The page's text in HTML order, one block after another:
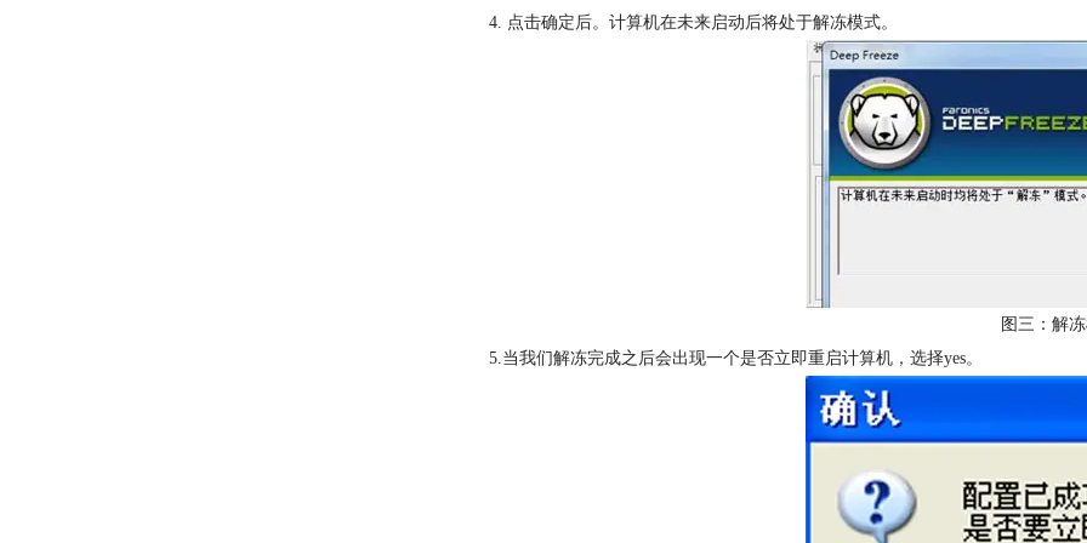
4. 点击确定后。计算机在未来启动后将处于解冻模式。
图三：解
5.当我们解冻完成之后会出现一个是否立即重启计算机，选择yes。